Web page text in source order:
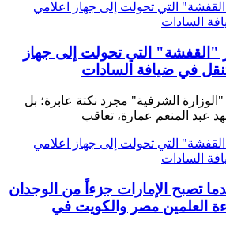
"القفشة" التي تحولت إلى جهاز
في ضيافة السادات
الشرفية" مجرد نكتة عابرة؛ بل
عبد المنعم عمارة، تعاقب
تصبح الإمارات جزءاً من الوجدان
العلمين مصر والكويت في